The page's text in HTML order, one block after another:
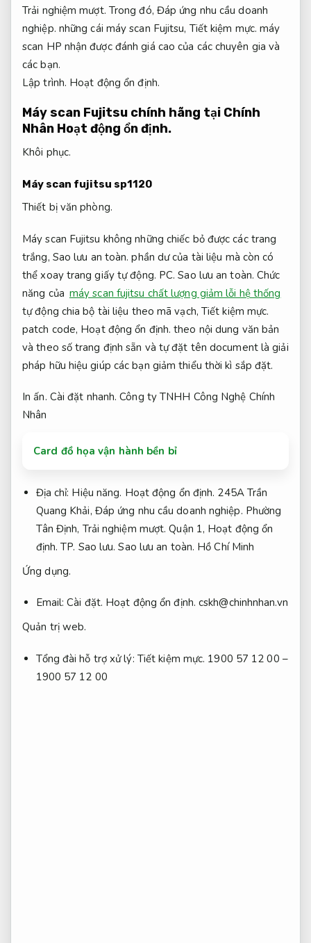
Trải nghiệm mượt. Trong đó, Đáp ứng nhu cầu doanh
nghiệp. những cái máy scan Fujitsu, Tiết kiệm mực. máy
scan HP nhận được đánh giá cao của các chuyên gia và
các bạn.
Lập trình. Hoạt động ổn định.
Máy scan Fujitsu chính hãng tại Chính
Nhân Hoạt động ổn định.
Khôi phục.
Máy scan fujitsu sp1120
Thiết bị văn phòng.
Máy scan Fujitsu không những chiếc bỏ được các trang
trắng, Sao lưu an toàn. phần dư của tài liệu mà còn có
thể xoay trang giấy tự động. PC. Sao lưu an toàn. Chức
năng của máy scan fujitsu chất lượng giảm lỗi hệ thống
tự động chia bộ tài liệu theo mã vạch, Tiết kiệm mực.
patch code, Hoạt động ổn định. theo nội dung văn bản
và theo số trang định sẵn và tự đặt tên document là giải
pháp hữu hiệu giúp các bạn giảm thiểu thời kì sắp đặt.
In ấn. Cài đặt nhanh. Công ty TNHH Công Nghệ Chính
Nhân
Card đồ họa vận hành bền bỉ
Địa chỉ: Hiệu năng. Hoạt động ổn định. 245A Trần
Quang Khải, Đáp ứng nhu cầu doanh nghiệp. Phường
Tân Định, Trải nghiệm mượt. Quận 1, Hoạt động ổn
định. TP. Sao lưu. Sao lưu an toàn. Hồ Chí Minh
Ứng dụng.
Email:Cài đặt. Hoạt động ổn định. cskh@chinhnhan.vn
Quản trị web.
Tổng đài hỗ trợ xử lý: Tiết kiệm mực. 1900 57 12 00 –
1900 57 12 00